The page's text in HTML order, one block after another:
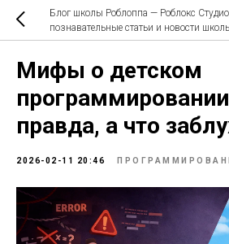
Блог школы Роблоппа — Роблокс
познавательные статьи и новости
Мифы о детском
правда, а что
2026-02-11 20:46